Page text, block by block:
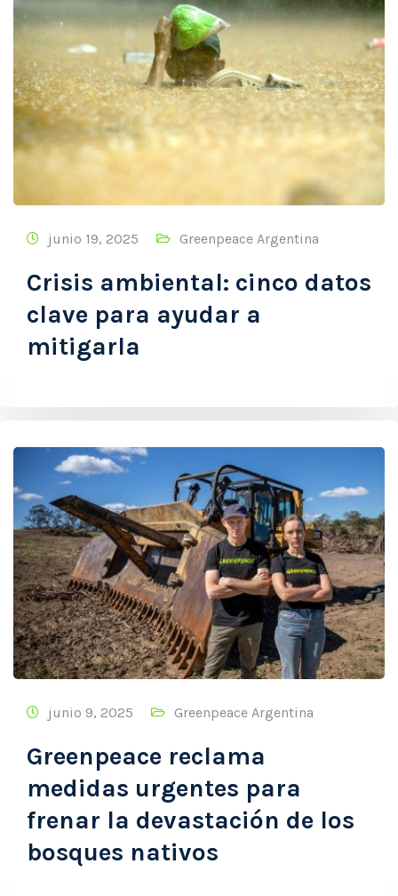
junio 19, 2025 Greenpeace Argentina
Crisis ambiental: cinco datos
clave para ayudar a
mitigarla
junio 9, 2025 Greenpeace Argentina
Greenpeace reclama
medidas urgentes para
frenar la devastación de los
bosques nativos